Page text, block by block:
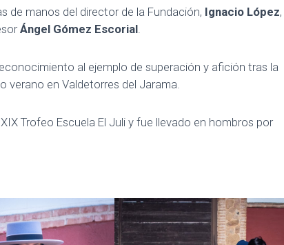
de manos del director de la Fundación, Ignacio López,
Ángel Gómez Escorial
al ejemplo de superación y afición tras la
verano en Valdetorres del Jarama.
Trofeo Escuela El Juli y fue llevado en hombros por